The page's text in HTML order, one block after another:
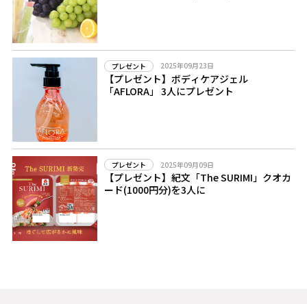
プレゼント 2025年09月23日
【プレゼント】ボディケアジェル
「AFLORA」 3人にプレゼント
プレゼント 2025年09月09日
【プレゼント】紀文「The SURIMI」クオカ
ード(1000円分)を3人に